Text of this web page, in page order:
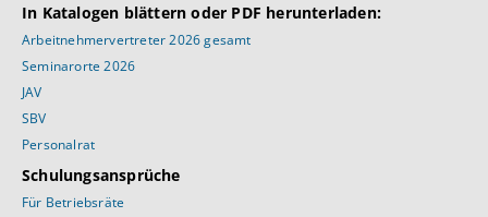
In Katalogen blättern oder PDF herunterladen:
Arbeitnehmervertreter 2026 gesamt
Seminarorte 2026
JAV
SBV
Personalrat
Schulungsansprüche
Für Betriebsräte